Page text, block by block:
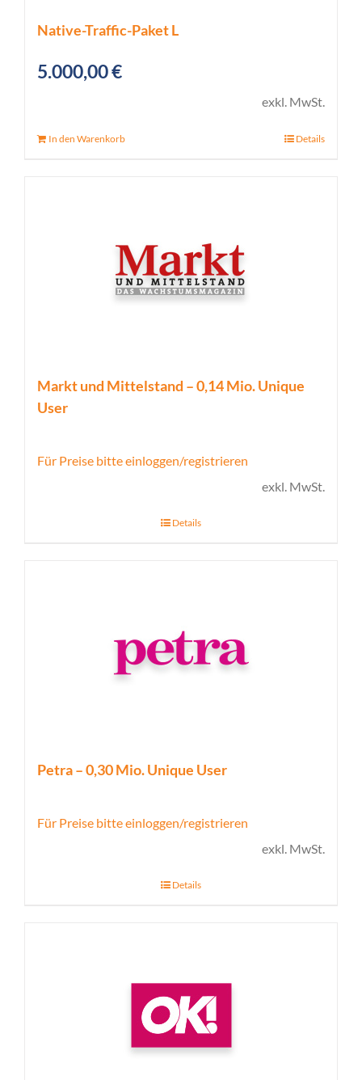
Native-Traffic-Paket L
5.000,00€
exkl. MwSt.
In den Warenkorb Details
Markt und Mittelstand – 0,14 Mio. Unique
User
Für Preise bitte einloggen/registrieren
exkl. MwSt.
Details
Petra – 0,30 Mio. Unique User
Für Preise bitte einloggen/registrieren
exkl. MwSt.
Details